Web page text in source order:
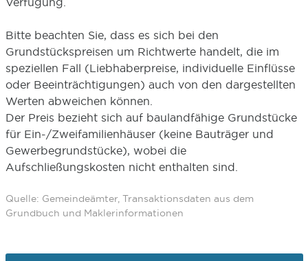
Bitte beachten Sie, dass es sich bei den
Grundstückspreisen um Richtwerte handelt, die im
speziellen Fall (Liebhaberpreise, individuelle Einflüsse
oder Beeinträchtigungen) auch von den dargestellten
Werten abweichen können.
Der Preis bezieht sich auf baulandfähige Grundstücke
für Ein-/Zweifamilienhäuser (keine Bauträger und
Gewerbegrundstücke), wobei die
Aufschließungskosten nicht enthalten sind.
Quelle: Gemeindeämter, Transaktionsdaten aus dem
Grundbuch und Maklerinformationen